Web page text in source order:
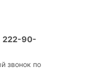
222-90-
звонок по